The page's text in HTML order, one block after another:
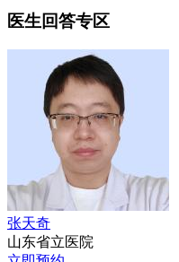
医生回答专区
张天奇
山东省立医院